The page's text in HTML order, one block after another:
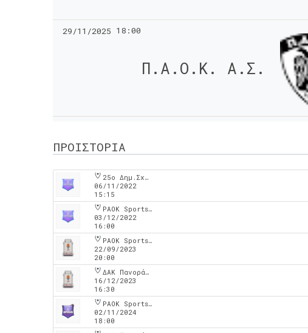
29/11/2025 18:00
Π.Α.Ο.Κ. Α.Σ.
ΠΡΟΙΣΤΟΡΙΑ
25ο Δημ.Σχολείο
06/11/2022
15:15
PAOK Sports Arena
03/12/2022
16:00
PAOK Sports Arena
22/09/2023
20:00
ΔΑΚ Πανοράματος
16/12/2023
16:30
PAOK Sports Arena
02/11/2024
18:00